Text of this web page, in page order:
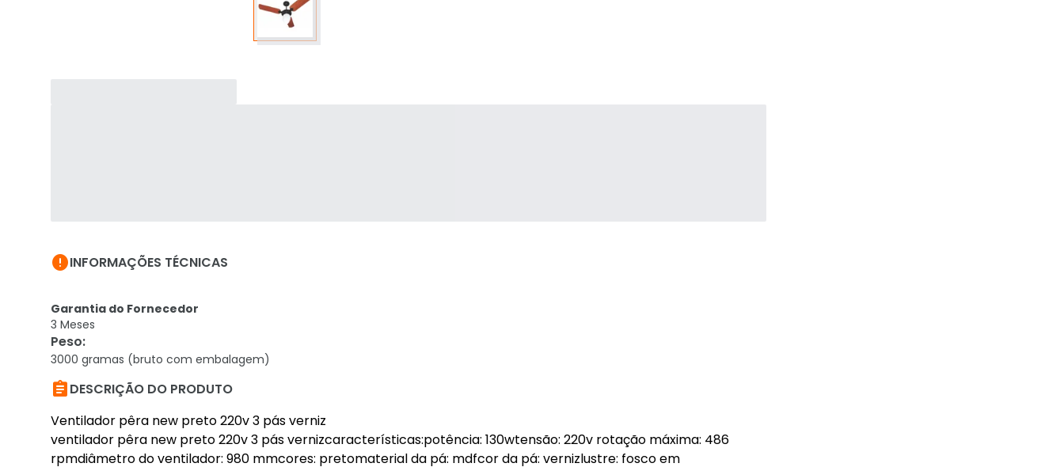
INFORMAÇÕES TÉCNICAS
Garantia do Fornecedor
3 Meses
Peso:
3000 gramas (bruto com embalagem)
DESCRIÇÃO DO PRODUTO
Ventilador pêra new preto 220v 3 pás verniz
ventilador pêra new preto 220v 3 pás vernizcaracterísticas:potência: 130wtensão: 220v rotação máxima: 486
rpmdiâmetro do ventilador: 980 mmcores: pretomaterial da pá: mdfcor da pá: vernizlustre: fosco em